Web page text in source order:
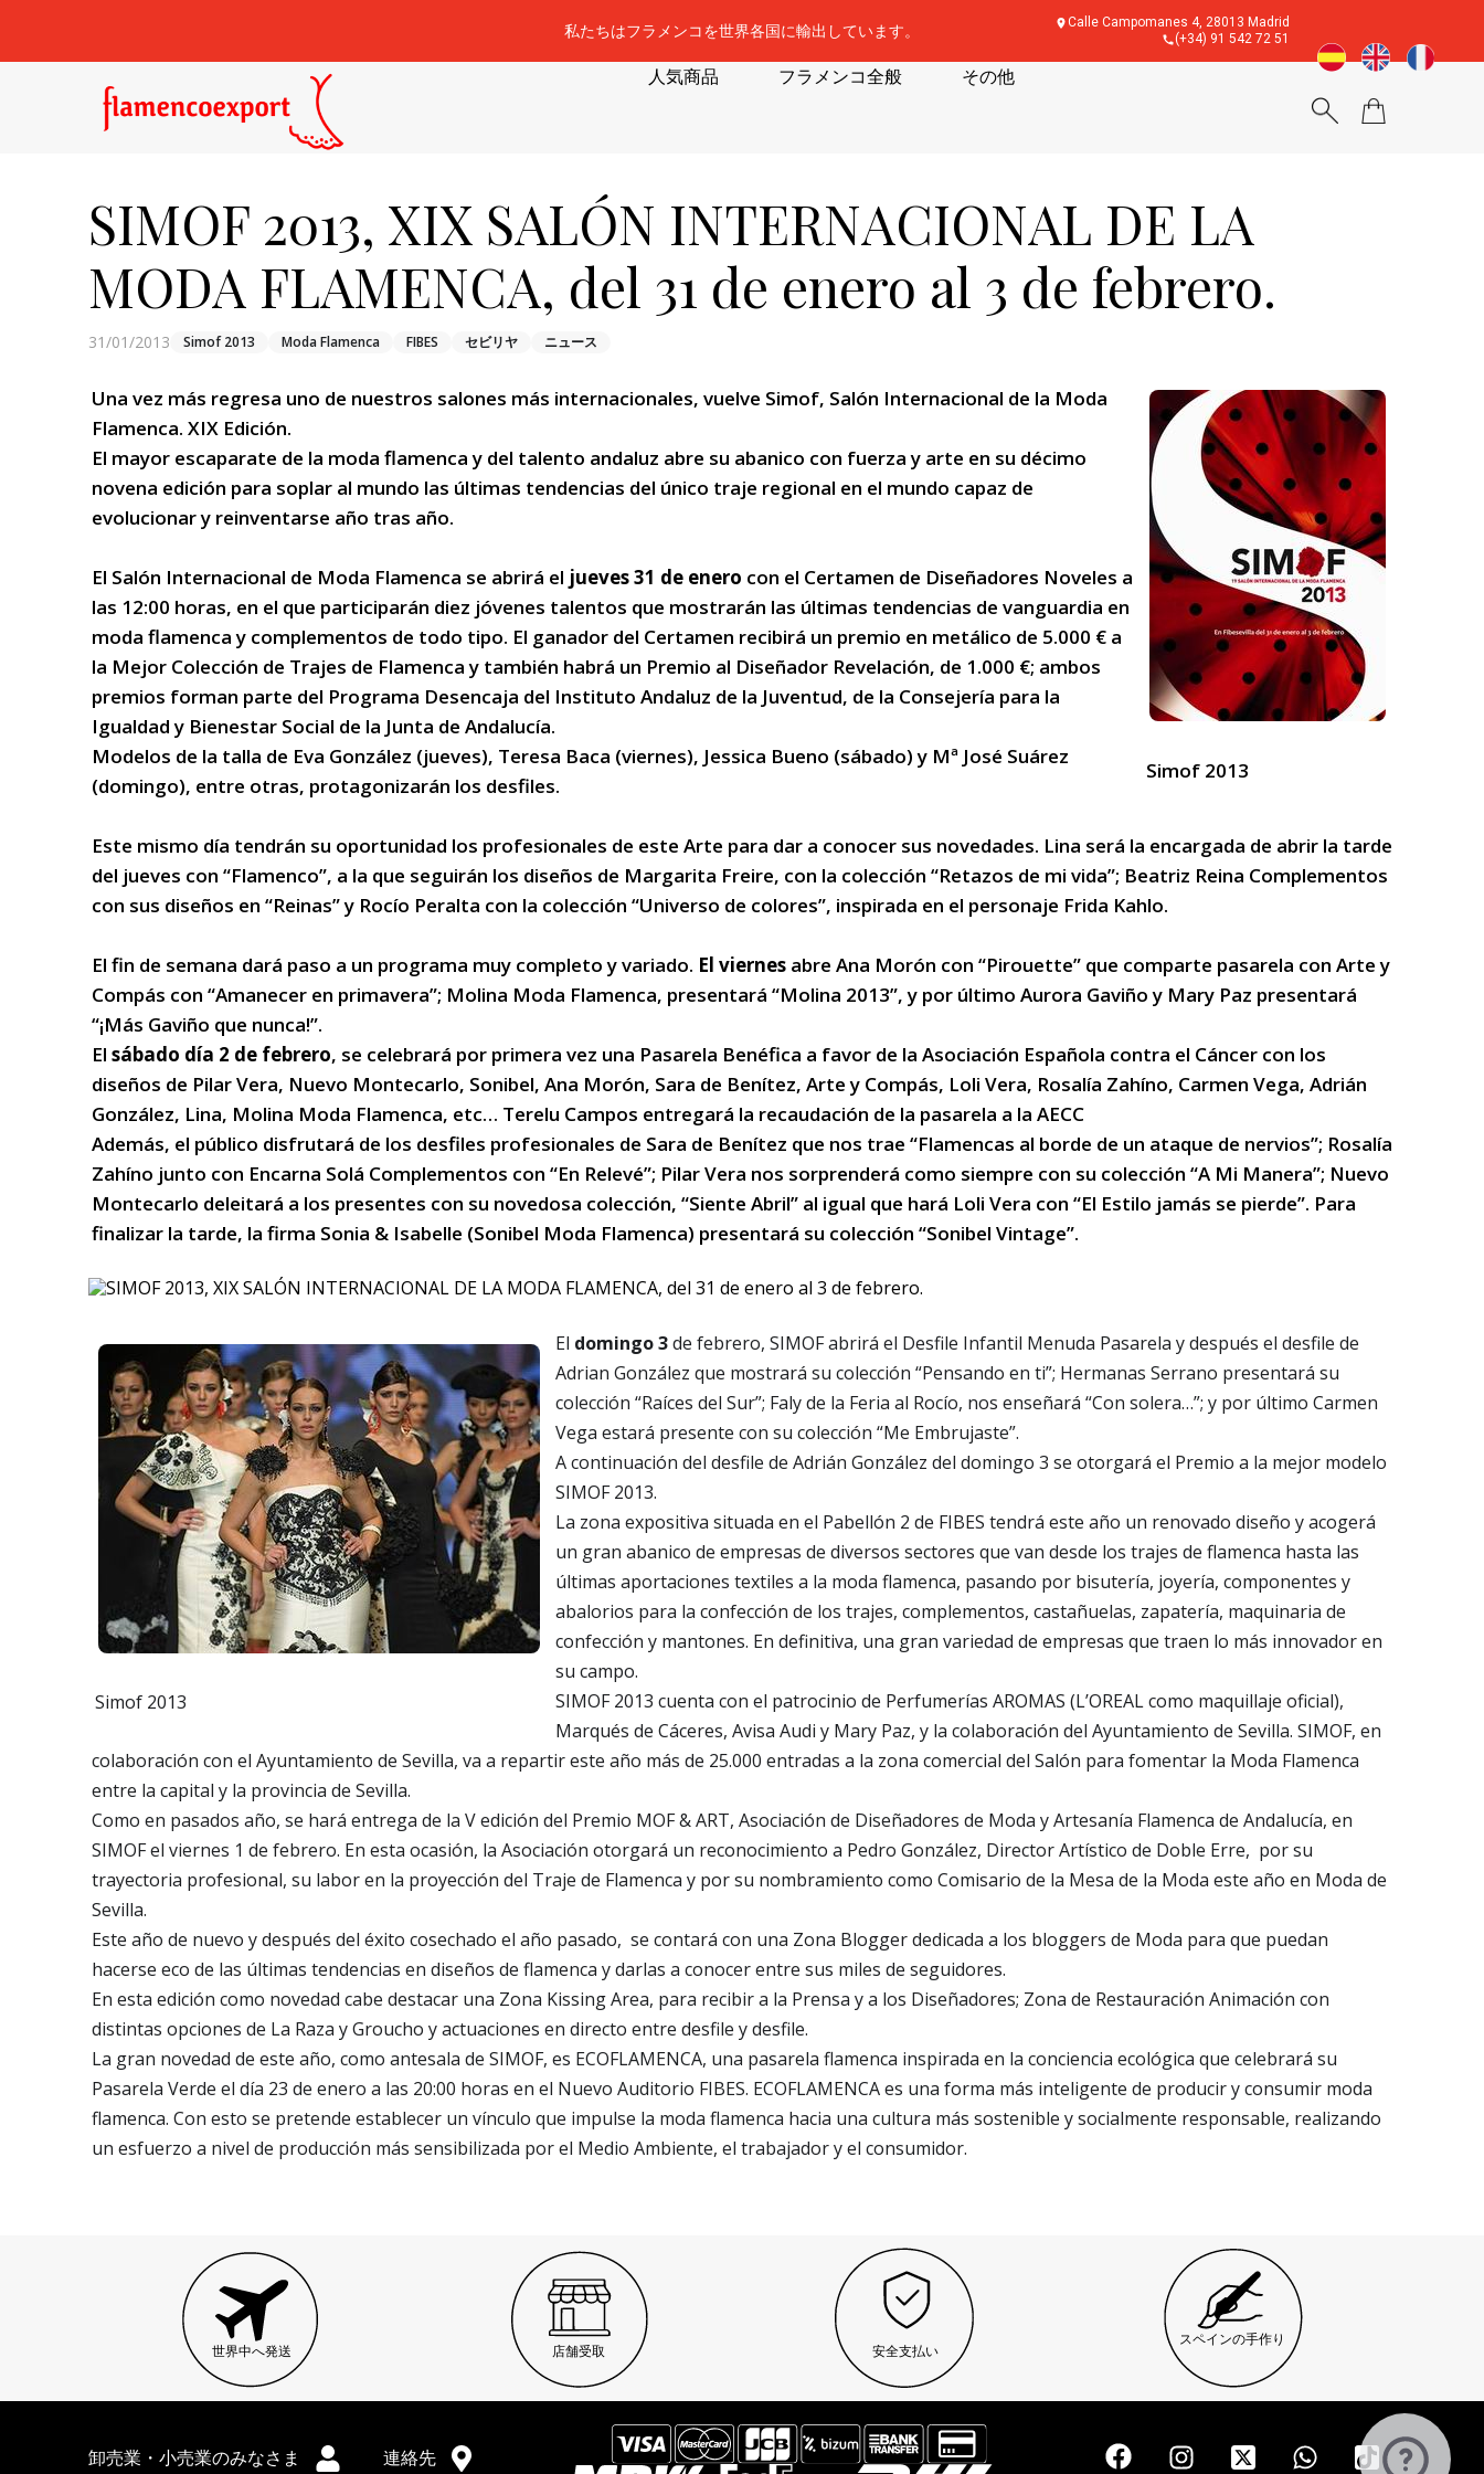
私たちはフラメンコを世界各国に輸出しています。
Calle Campomanes 4, 28013 Madrid
(+34) 91 542 72 51
人気商品 フラメンコ全般 その他
SIMOF 2013, XIX SALÓN INTERNACIONAL DE LA
MODA FLAMENCA, del 31 de enero al 3 de febrero.
31/01/2013 Simof 2013 Moda Flamenca FIBES セビリヤ ニュース
Simof 2013
Una vez más regresa uno de nuestros salones más internacionales, vuelve Simof, Salón Internacional de la Moda
Flamenca. XIX Edición.
El mayor escaparate de la moda flamenca y del talento andaluz abre su abanico con fuerza y arte en su décimo
novena edición para soplar al mundo las últimas tendencias del único traje regional en el mundo capaz de
evolucionar y reinventarse año tras año.
El Salón Internacional de Moda Flamenca se abrirá el jueves 31 de enero con el Certamen de Diseñadores Noveles a
las 12:00 horas, en el que participarán diez jóvenes talentos que mostrarán las últimas tendencias de vanguardia en
moda flamenca y complementos de todo tipo. El ganador del Certamen recibirá un premio en metálico de 5.000 € a
la Mejor Colección de Trajes de Flamenca y también habrá un Premio al Diseñador Revelación, de 1.000 €; ambos
premios forman parte del Programa Desencaja del Instituto Andaluz de la Juventud, de la Consejería para la
Igualdad y Bienestar Social de la Junta de Andalucía.
Modelos de la talla de Eva González (jueves), Teresa Baca (viernes), Jessica Bueno (sábado) y Mª José Suárez
(domingo), entre otras, protagonizarán los desfiles.
Este mismo día tendrán su oportunidad los profesionales de este Arte para dar a conocer sus novedades. Lina será la encargada de abrir la tarde
del jueves con “Flamenco”, a la que seguirán los diseños de Margarita Freire, con la colección “Retazos de mi vida”; Beatriz Reina Complementos
con sus diseños en “Reinas” y Rocío Peralta con la colección “Universo de colores”, inspirada en el personaje Frida Kahlo.
El fin de semana dará paso a un programa muy completo y variado. El viernes abre Ana Morón con “Pirouette” que comparte pasarela con Arte y
Compás con “Amanecer en primavera”; Molina Moda Flamenca, presentará “Molina 2013”, y por último Aurora Gaviño y Mary Paz presentará
“¡Más Gaviño que nunca!”.
El sábado día 2 de febrero, se celebrará por primera vez una Pasarela Benéfica a favor de la Asociación Española contra el Cáncer con los
diseños de Pilar Vera, Nuevo Montecarlo, Sonibel, Ana Morón, Sara de Benítez, Arte y Compás, Loli Vera, Rosalía Zahíno, Carmen Vega, Adrián
González, Lina, Molina Moda Flamenca, etc… Terelu Campos entregará la recaudación de la pasarela a la AECC
Además, el público disfrutará de los desfiles profesionales de Sara de Benítez que nos trae “Flamencas al borde de un ataque de nervios”; Rosalía
Zahíno junto con Encarna Solá Complementos con “En Relevé”; Pilar Vera nos sorprenderá como siempre con su colección “A Mi Manera”; Nuevo
Montecarlo deleitará a los presentes con su novedosa colección, “Siente Abril” al igual que hará Loli Vera con “El Estilo jamás se pierde”. Para
finalizar la tarde, la firma Sonia & Isabelle (Sonibel Moda Flamenca) presentará su colección “Sonibel Vintage”.
Simof 2013
El domingo 3de febrero, SIMOF abrirá el Desfile Infantil Menuda Pasarela y después el desfile de
Adrian González que mostrará su colección “Pensando en ti”; Hermanas Serrano presentará su
colección “Raíces del Sur”; Faly de la Feria al Rocío, nos enseñará “Con solera…”; y por último Carmen
Vega estará presente con su colección “Me Embrujaste”.
A continuación del desfile de Adrián González del domingo 3 se otorgará el Premio a la mejor modelo
SIMOF 2013.
La zona expositiva situada en el Pabellón 2 de FIBES tendrá este año un renovado diseño y acogerá
un gran abanico de empresas de diversos sectores que van desde los trajes de flamenca hasta las
últimas aportaciones textiles a la moda flamenca, pasando por bisutería, joyería, componentes y
abalorios para la confección de los trajes, complementos, castañuelas, zapatería, maquinaria de
confección y mantones. En definitiva, una gran variedad de empresas que traen lo más innovador en
su campo.
SIMOF 2013 cuenta con el patrocinio de Perfumerías AROMAS (L’OREAL como maquillaje oficial),
Marqués de Cáceres, Avisa Audi y Mary Paz, y la colaboración del Ayuntamiento de Sevilla. SIMOF, en
colaboración con el Ayuntamiento de Sevilla, va a repartir este año más de 25.000 entradas a la zona comercial del Salón para fomentar la Moda Flamenca
entre la capital y la provincia de Sevilla.
Como en pasados año, se hará entrega de la V edición del Premio MOF & ART, Asociación de Diseñadores de Moda y Artesanía Flamenca de Andalucía, en
SIMOF el viernes 1 de febrero. En esta ocasión, la Asociación otorgará un reconocimiento a Pedro González, Director Artístico de Doble Erre, por su
trayectoria profesional, su labor en la proyección del Traje de Flamenca y por su nombramiento como Comisario de la Mesa de la Moda este año en Moda de
Sevilla.
Este año de nuevo y después del éxito cosechado el año pasado, se contará con una Zona Blogger dedicada a los bloggers de Moda para que puedan
hacerse eco de las últimas tendencias en diseños de flamenca y darlas a conocer entre sus miles de seguidores.
En esta edición como novedad cabe destacar una Zona Kissing Area, para recibir a la Prensa y a los Diseñadores; Zona de Restauración Animación con
distintas opciones de La Raza y Groucho y actuaciones en directo entre desfile y desfile.
La gran novedad de este año, como antesala de SIMOF, es ECOFLAMENCA, una pasarela flamenca inspirada en la conciencia ecológica que celebrará su
Pasarela Verde el día 23 de enero a las 20:00 horas en el Nuevo Auditorio FIBES. ECOFLAMENCA es una forma más inteligente de producir y consumir moda
flamenca. Con esto se pretende establecer un vínculo que impulse la moda flamenca hacia una cultura más sostenible y socialmente responsable, realizando
un esfuerzo a nivel de producción más sensibilizada por el Medio Ambiente, el trabajador y el consumidor.
世界中へ発送 店舗受取 安全支払い
スペインの手作り
卸売業・小売業のみなさま 連絡先